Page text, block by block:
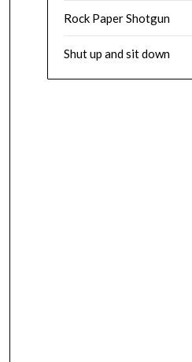
Rock Paper Shotgun
Shut up and sit down